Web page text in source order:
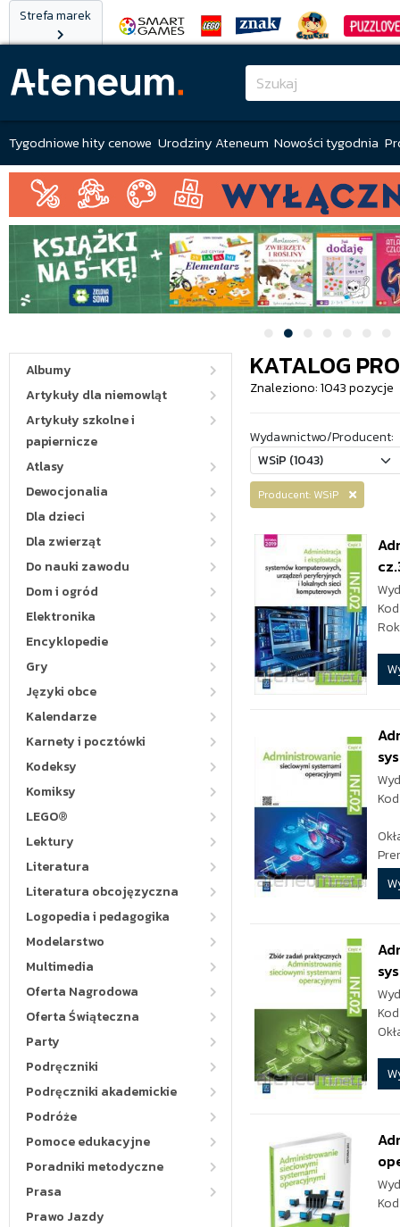
Strefa marek
Tygodniowe hity cenowe Urodziny Ateneum Nowości tygodnia
Albumy
Artykuły dla niemowląt
Artykuły szkolne i
papiernicze
Atlasy
Dewocjonalia
Dla dzieci
Dla zwierząt
Do nauki zawodu
Dom i ogród
Elektronika
Encyklopedie
Gry
Języki obce
Kalendarze
Karnety i pocztówki
Kodeksy
Komiksy
LEGO®
Lektury
Literatura
Literatura obcojęzyczna
Logopedia i pedagogika
Modelarstwo
Multimedia
Oferta Nagrodowa
Oferta Świąteczna
Party
Podręczniki
Podręczniki akademickie
Podróże
Pomoce edukacyjne
Poradniki metodyczne
Prasa
Prawo Jazdy
KATALOG
Znaleziono: 1043 pozycje
Wydawnictwo/Producent:
Producent: WSiP